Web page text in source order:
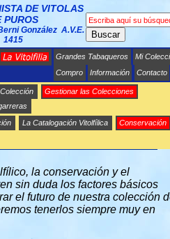
DE VITOLAS
PUROS
González A.V.E.
1415
Buscar
Grandes Tabaqueros
Mi
Compro
Información Contacto
Gestionar las Colecciones
La Catalogación Vitolfílica
Conservación
Y MANTENIMIENTO DE
COLECCIONES
la conservación y el
sin duda los factores básicos
el futuro de nuestra colección
tenerlos siempre muy en